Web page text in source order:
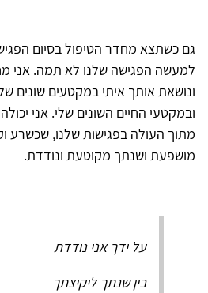
למעשה הפגישה שלנו לא תמה. אני
ונושאת אותך איתי במקטעים שונים
ובמקטעי החיים השונים שלי. אני
מתוך העולה בפגישות שלנו, שכשרע
מושפעת ושנתך מקוטעת ונודדת.
על ידך אני נודדת
בין שנתך ליקיצתך